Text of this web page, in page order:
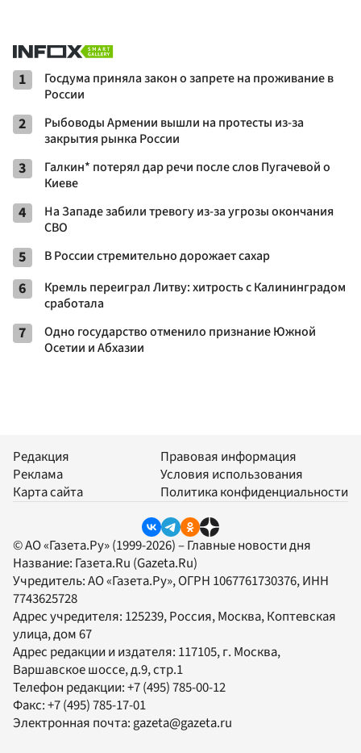
1
Госдума приняла закон о запрете на проживание в
России
2
Рыбоводы Армении вышли на протесты из-за
закрытия рынка России
3
Галкин* потерял дар речи после слов Пугачевой о
Киеве
4
На Западе забили тревогу из-за угрозы окончания
СВО
5 В России стремительно дорожает сахар
6
Кремль переиграл Литву: хитрость с Калининградом
сработала
7
Одно государство отменило признание Южной
Осетии и Абхазии
Редакция
Реклама
Карта сайта
Правовая информация
Условия использования
Политика конфиденциальности
© АО «Газета.Ру» (1999-2026) – Главные новости дня
Название: Газета.Ru (Gazeta.Ru)
Учредитель:АО «Газета.Ру», ОГРН 1067761730376, ИНН
7743625728
Адрес учредителя: 125239, Россия, Москва, Коптевская
улица, дом 67
Адрес редакции и издателя: 117105, г. Москва,
Варшавское шоссе, д.9, стр.1
Телефон редакции:+7 (495) 785-00-12
Факс:+7 (495) 785-17-01
Электронная почта:gazeta@gazeta.ru